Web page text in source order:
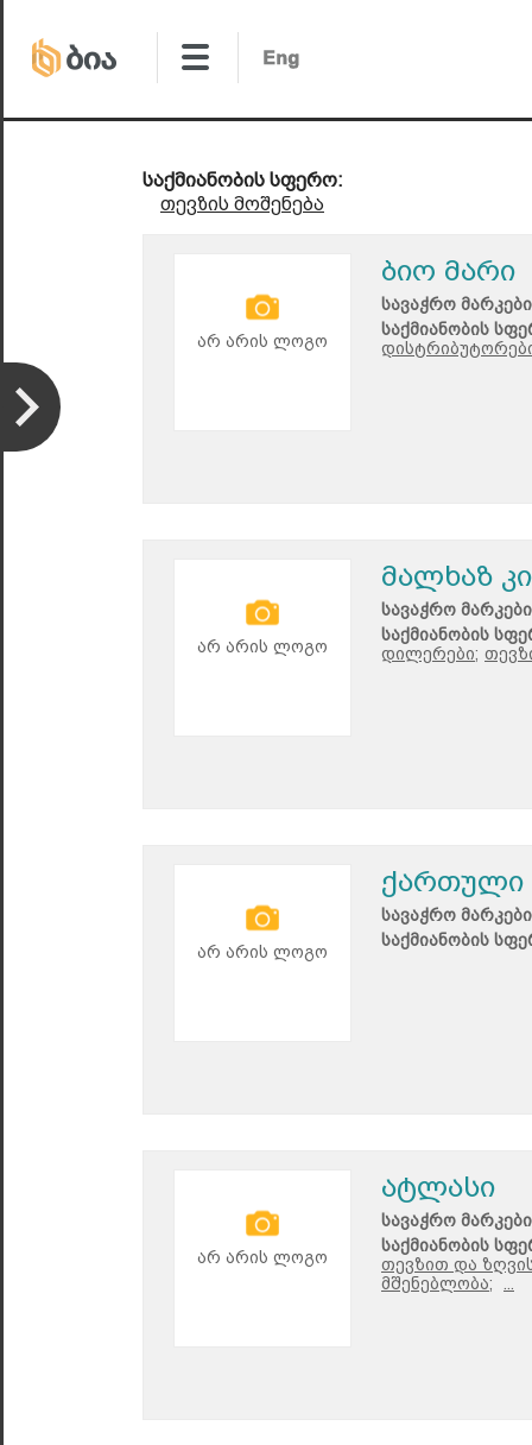
საქმიანობის სფერო:
თევზის მოშენება
არ არის ლოგო
ბიო მარი
სავაჭრო
საქმიანობის
არ არის ლოგო
მალხაზ
სავაჭრო
საქმიანობის
დილერები;
არ არის ლოგო
ქართული
სავაჭრო
საქმიანობის
არ არის ლოგო
ატლასი
სავაჭრო
საქმიანობის
თევზით და
მშენებლობა;